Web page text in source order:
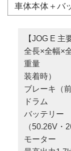
車体本体＋バ
【JOG E 主
全長×全
重量
装着時）
ブレーキ
ドラム
バッテ
（50.26V・
モータ